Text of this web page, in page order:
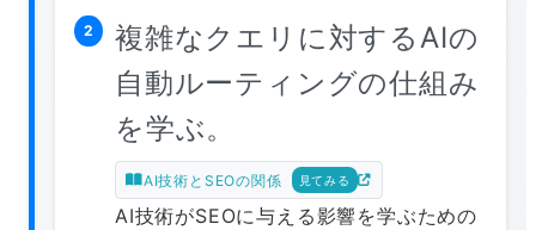
2
複雑なクエリに対するAIの
自動ルーティングの仕組み
を学ぶ。
AI技術とSEOの関係 見てみる
AI技術がSEOに与える影響を学ぶための